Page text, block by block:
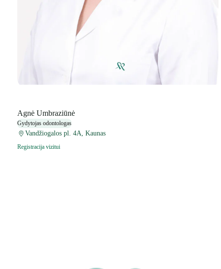
Agnė Umbraziūnė
Gydytojas odontologas
Vandžiogalos pl. 4A, Kaunas
Registracija vizitui